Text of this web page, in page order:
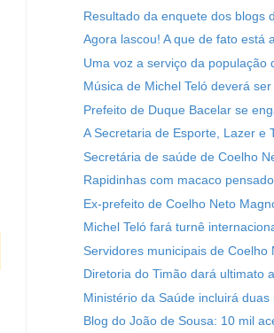
Resultado da enquete dos blogs
Agora lascou! A que de fato está
Uma voz a serviço da população
Música de Michel Teló deverá ser
Prefeito de Duque Bacelar se
A Secretaria de Esporte, Lazer e
Secretária de saúde de Coelho
Rapidinhas com macaco
Ex-prefeito de Coelho Neto
Michel Teló fará turnê
Servidores municipais de Coelho
Diretoria do Timão dará ultimato
Ministério da Saúde incluirá duas
Blog do João de Sousa: 10 mil